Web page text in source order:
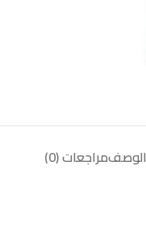
الوصفمراجعات (0)